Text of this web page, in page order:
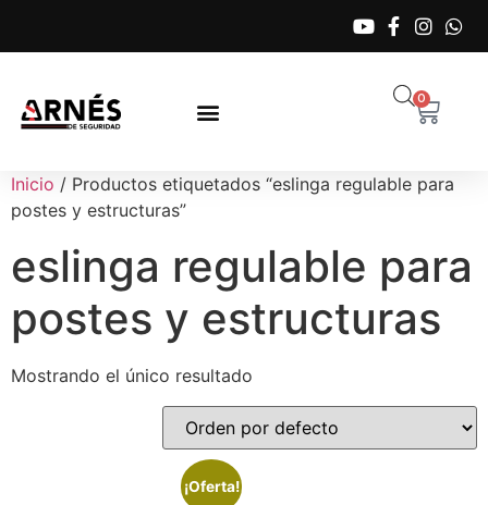
0
Inicio / Productos etiquetados “eslinga regulable para
postes y estructuras”
eslinga regulable para
postes y estructuras
Mostrando el único resultado
¡Oferta!